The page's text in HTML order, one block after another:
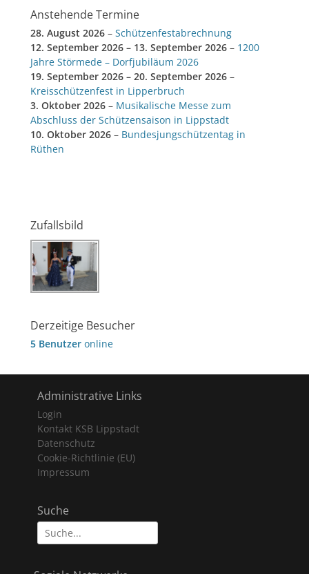
Anstehende Termine
28. August 2026 – Schützenfestabrechnung
12. September 2026 – 13. September 2026 – 1200
Jahre Störmede – Dorfjubiläum 2026
19. September 2026 – 20. September 2026 –
Kreisschützenfest in Lipperbruch
3. Oktober 2026 – Musikalische Messe zum
Abschluss der Schützensaison in Lippstadt
10. Oktober 2026 – Bundesjungschützentag in
Rüthen
Zufallsbild
Derzeitige Besucher
5 Benutzer online
Administrative Links
Login
Kontakt KSB Lippstadt
Datenschutz
Cookie-Richtlinie (EU)
Impressum
Suche
Suche
nach: